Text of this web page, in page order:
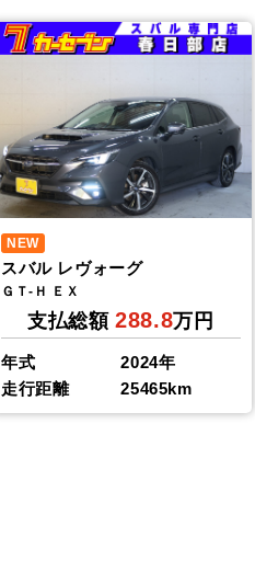
NEW
スバル レヴォーグ
ＧＴ-Ｈ ＥＸ
支払総額288.8万円
年式
2024年
走行距離
25465km